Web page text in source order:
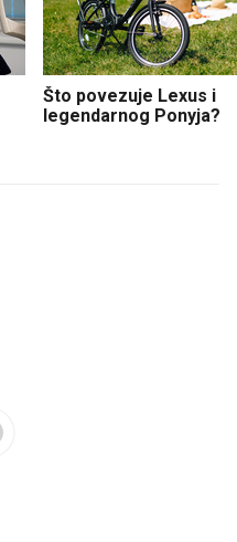
Što povezuje Lexus i
legendarnog Ponyja?